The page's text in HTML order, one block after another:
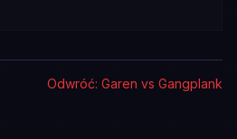
Odwróć: Garen vs Gangplank